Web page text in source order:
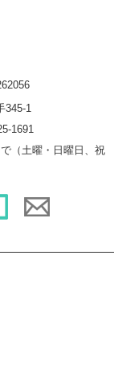
1
1691
（土曜・日曜日、祝